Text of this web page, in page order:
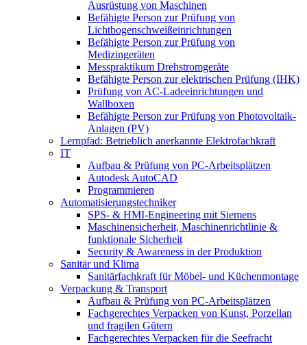
Ausrüstung von Maschinen
Befähigte Person zur Prüfung von
Lichtbogenschweißeinrichtungen
Befähigte Person zur Prüfung von
Medizingeräten
Messpraktikum Drehstromgeräte
Befähigte Person zur elektrischen Prüfung (IHK)
Prüfung von AC-Ladeeinrichtungen und
Wallboxen
Befähigte Person zur Prüfung von Photovoltaik-
Anlagen (PV)
Lernpfad: Betrieblich anerkannte Elektrofachkraft
IT
Aufbau & Prüfung von PC-Arbeitsplätzen
Autodesk AutoCAD
Programmieren
Automatisierungstechniker
SPS‑ & HMI‑Engineering mit Siemens
Maschinensicherheit, Maschinenrichtlinie &
funktionale Sicherheit
Security & Awareness in der Produktion
Sanitär und Klima
Sanitärfachkraft für Möbel- und Küchenmontage
Verpackung & Transport
Aufbau & Prüfung von PC-Arbeitsplätzen
Fachgerechtes Verpacken von Kunst, Porzellan
und fragilen Gütern
Fachgerechtes Verpacken für die Seefracht